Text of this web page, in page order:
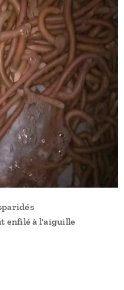
enfilé à l'aiguille